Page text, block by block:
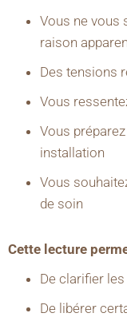
Vous ne vous
raison
Des tensions
Vous
Vous
installation
Vous
de soin
Cette lecture
De clarifier
De libérer